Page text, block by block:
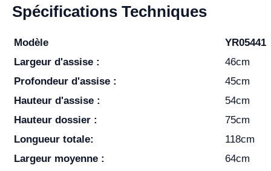
Spécifications Techniques
Modèle
YR05441
Largeur d'assise :
46cm
Profondeur d'assise :
45cm
Hauteur d'assise :
54cm
Hauteur dossier :
75cm
Longueur totale:
118cm
Largeur moyenne :
64cm